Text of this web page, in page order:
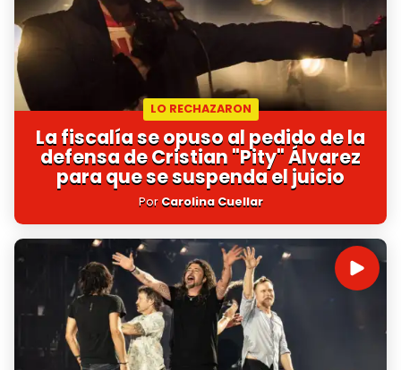
LO RECHAZARON
La fiscalía se opuso al pedido de la
defensa de Cristian "Pity" Álvarez
para que se suspenda el juicio
Por Carolina Cuellar